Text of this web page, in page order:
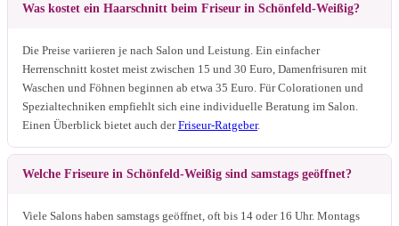
Was kostet ein Haarschnitt beim Friseur in Schönfeld-Weißig?
Die Preise variieren je nach Salon und Leistung. Ein einfacher
Herrenschnitt kostet meist zwischen 15 und 30 Euro, Damenfrisuren mit
Waschen und Föhnen beginnen ab etwa 35 Euro. Für Colorationen und
Spezialtechniken empfiehlt sich eine individuelle Beratung im Salon.
Einen Überblick bietet auch derFriseur-Ratgeber.
Welche Friseure in Schönfeld-Weißig sind samstags geöffnet?
Viele Salons haben samstags geöffnet, oft bis 14 oder 16 Uhr. Montags